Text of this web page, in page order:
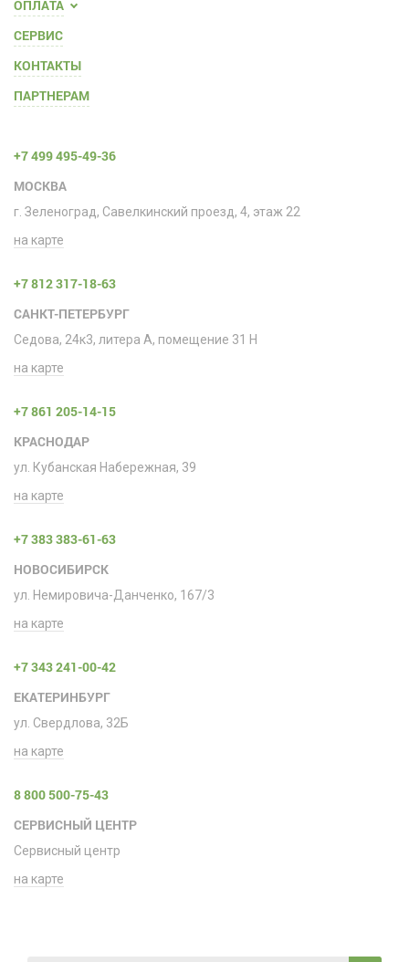
ОПЛАТА
СЕРВИС
КОНТАКТЫ
ПАРТНЕРАМ
+7 499 495-49-36
МОСКВА
г. Зеленоград, Савелкинский проезд, 4, этаж 22
на карте
+7 812 317-18-63
САНКТ-ПЕТЕРБУРГ
Седова, 24к3, литера А, помещение 31 H
на карте
+7 861 205-14-15
КРАСНОДАР
ул. Кубанская Набережная, 39
на карте
+7 383 383-61-63
НОВОСИБИРСК
ул. Немировича-Данченко, 167/3
на карте
+7 343 241-00-42
ЕКАТЕРИНБУРГ
ул. Свердлова, 32Б
на карте
8 800 500-75-43
СЕРВИСНЫЙ ЦЕНТР
Сервисный центр
на карте